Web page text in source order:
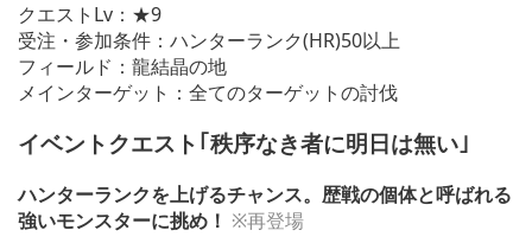
クエストLv：★9
受注・参加条件：ハンターランク(HR)50以上
フィールド：龍結晶の地
メインターゲット：全てのターゲットの討伐
イベントクエスト｢秩序なき者に明日は無い｣
ハンターランクを上げるチャンス。歴戦の個体と呼ばれる
強いモンスターに挑め！ ※再登場